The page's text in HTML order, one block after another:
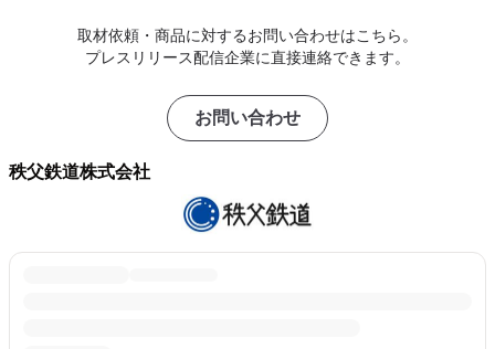
取材依頼・商品に対するお問い合わせはこちら。
プレスリリース配信企業に直接連絡できます。
お問い合わせ
秩父鉄道株式会社